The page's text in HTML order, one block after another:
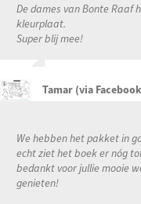
De dames van Bonte Raaf
kleurplaat.
Super blij mee!
Tamar (via
We hebben het pakket in
echt ziet het boek er nóg
bedankt voor jullie mooie
genieten!